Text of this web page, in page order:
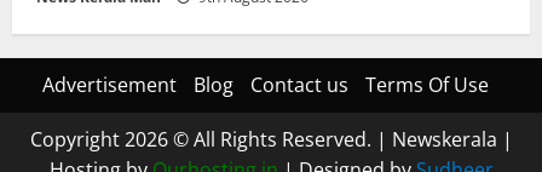
Advertisement Blog Contact us Terms Of Use
Copyright 2026 © All Rights Reserved. | Newskerala |